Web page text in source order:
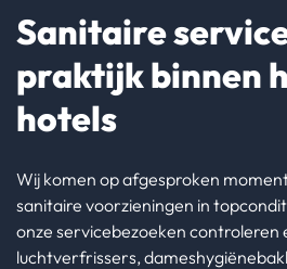
Sanitaire
praktijk binnen
hotels
Wij komen op afgesproken
sanitaire voorzieningen in
onze servicebezoeken controleren
luchtverfrissers,